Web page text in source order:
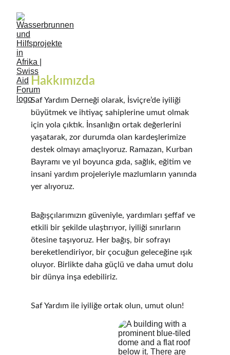
Hakkımızda
Saf Yardım Derneği olarak, İsviçre’de iyiliği
büyütmek ve ihtiyaç sahiplerine umut olmak
için yola çıktık. İnsanlığın ortak değerlerini
yaşatarak, zor durumda olan kardeşlerimize
destek olmayı amaçlıyoruz. Ramazan, Kurban
Bayramı ve yıl boyunca gıda, sağlık, eğitim ve
insani yardım projeleriyle mazlumların yanında
yer alıyoruz.
Bağışçılarımızın güveniyle, yardımları şeffaf ve
etkili bir şekilde ulaştırıyor, iyiliği sınırların
ötesine taşıyoruz. Her bağış, bir sofrayı
bereketlendiriyor, bir çocuğun geleceğine ışık
oluyor. Birlikte daha güçlü ve daha umut dolu
bir dünya inşa edebiliriz.
Saf Yardım ile iyiliğe ortak olun, umut olun!